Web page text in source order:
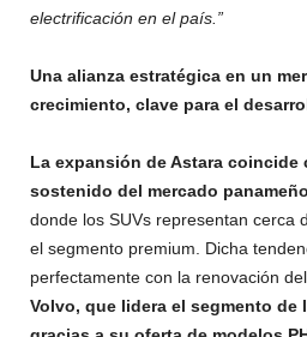
electrificación en el país.”
Una alianza estratégica en un
crecimiento, clave para el
La expansión de Astara coincide
sostenido del mercado panameño
donde los SUVs representan cerca
el segmento premium. Dicha
perfectamente con la renovación
Volvo, que lidera el segmento